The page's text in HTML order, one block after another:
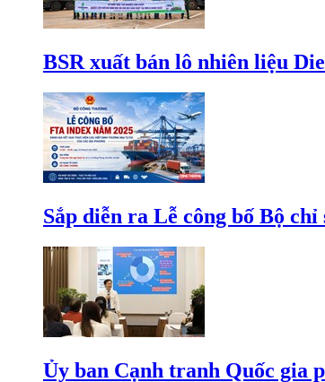
BSR xuất bán lô nhiên liệu
Sắp diễn ra Lễ công bố Bộ
Ủy ban Cạnh tranh Quốc gia